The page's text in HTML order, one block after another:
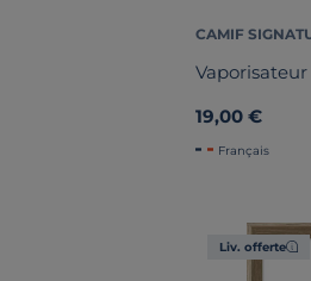
CAMIF
19,00 €
Français
Liv. offerte